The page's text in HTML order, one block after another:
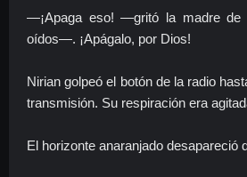
—¡Apaga eso! —gritó la madre de
oídos—. ¡Apágalo, por Dios!
Nirian golpeó el botón de la radio
transmisión. Su respiración era
El horizonte anaranjado desapareció